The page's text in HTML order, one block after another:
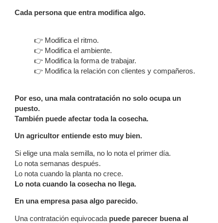
Cada persona que entra modifica algo.
👉 Modifica el ritmo.
👉 Modifica el ambiente.
👉 Modifica la forma de trabajar.
👉 Modifica la relación con clientes y compañeros.
Por eso, una mala contratación no solo ocupa un
puesto.
También puede afectar toda la cosecha.
Un agricultor entiende esto muy bien.
Si elige una mala semilla, no lo nota el primer día.
Lo nota semanas después.
Lo nota cuando la planta no crece.
Lo nota cuando la cosecha no llega.
En una empresa pasa algo parecido.
Una contratación equivocada puede parecer buena al